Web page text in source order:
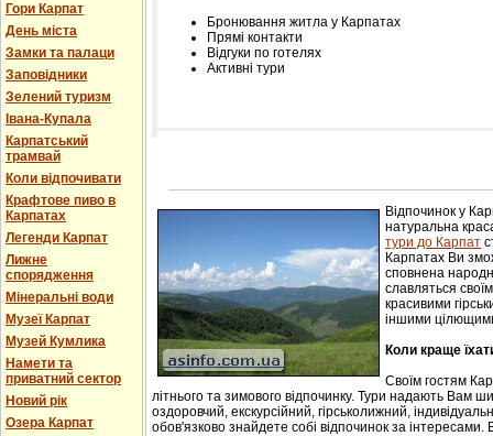
Гори Карпат
День міста
Замки та палаци
Заповідники
Зелений туризм
Івана-Купала
Карпатський
трамвай
Коли відпочивати
Крафтове пиво в
Карпатах
Легенди Карпат
Лижне
спорядження
Мінеральні води
Музеї Карпат
Музей Кумлика
Намети та
приватний сектор
Новий рік
Озера Карпат
Бронювання житла у Карпатах
Прямі контакти
Відгуки по готелях
Активні тури
Лічільник відвідувачів
Відпочинок у
натуральна
тури до Карпат
Карпатах Ви
сповнена
славляться
красивими
іншими
Коли краще
Своїм гостям
літнього та зимового відпочинку. Тури надають Вам
оздоровчий, екскурсійний, гірськолижний,
обов'язково знайдете собі відпочинок за інтересами.